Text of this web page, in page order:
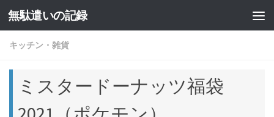
コンテンツへスキップ
無駄遣いの記録
キッチン・雑貨
ミスタードーナッツ福袋